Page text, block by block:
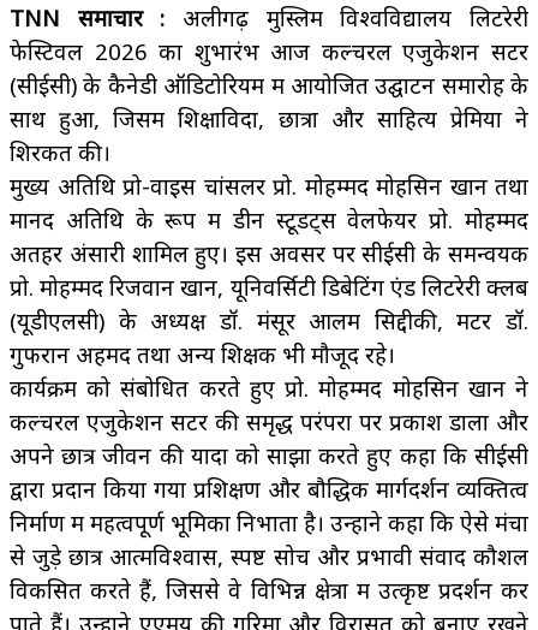
TNN समाचार : अलीगढ़ मुस्लिम विश्वविद्यालय लिटरेरी
फेस्टिवल 2026 का शुभारंभ आज कल्चरल एजुकेशन सेंटर
(सीईसी) के कैनेडी ऑडिटोरियम में आयोजित उद्घाटन समारोह के
साथ हुआ, जिसमें शिक्षाविदों, छात्रों और साहित्य प्रेमियों ने
शिरकत की।
मुख्य अतिथि प्रो-वाइस चांसलर प्रो. मोहम्मद मोहसिन खान तथा
मानद अतिथि के रूप में डीन स्टूडेंट्स वेलफेयर प्रो. मोहम्मद
अतहर अंसारी शामिल हुए। इस अवसर पर सीईसी के समन्वयक
प्रो. मोहम्मद रिजवान खान, यूनिवर्सिटी डिबेटिंग एंड लिटरेरी क्लब
(यूडीएलसी) के अध्यक्ष डॉ. मंसूर आलम सिद्दीकी, मेंटर डॉ.
गुफरान अहमद तथा अन्य शिक्षक भी मौजूद रहे।
कार्यक्रम को संबोधित करते हुए प्रो. मोहम्मद मोहसिन खान ने
कल्चरल एजुकेशन सेंटर की समृद्ध परंपरा पर प्रकाश डाला और
अपने छात्र जीवन की यादों को साझा करते हुए कहा कि सीईसी
द्वारा प्रदान किया गया प्रशिक्षण और बौद्धिक मार्गदर्शन व्यक्तित्व
निर्माण में महत्वपूर्ण भूमिका निभाता है। उन्होंने कहा कि ऐसे मंचों
से जुड़े छात्र आत्मविश्वास, स्पष्ट सोच और प्रभावी संवाद कौशल
विकसित करते हैं, जिससे वे विभिन्न क्षेत्रों में उत्कृष्ट प्रदर्शन कर
पाते हैं। उन्होंने एएमयू की गरिमा और विरासत को बनाए रखने